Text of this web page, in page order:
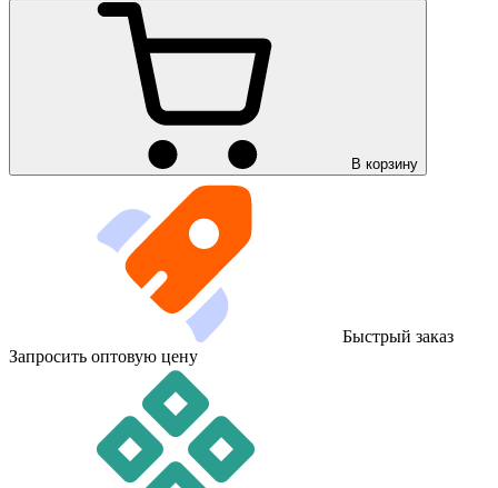
В корзину
Быстрый заказ
Запросить оптовую цену